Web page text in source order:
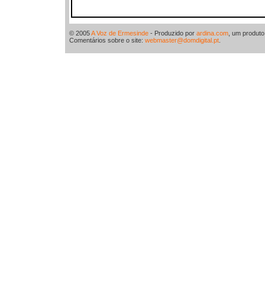
© 2005A Voz de Ermesinde - Produzido por ardina.com , um
Comentários sobre o site: webmaster@domdigital.pt